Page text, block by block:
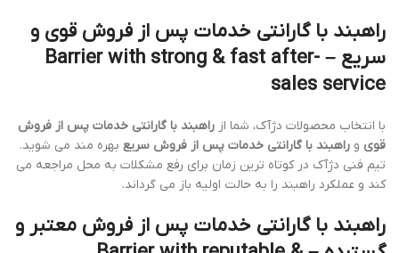
راهبند با گارانتی خدمات پس از فروش قوی و
سریع – Barrier with strong & fast after-
sales service
با انتخاب محصولات دژآک، شما از راهبند با گارانتی خدمات پس از فروش
قوی و راهبند با گارانتی خدمات پس از فروش سریع بهره مند می شوید.
تیم فنی دژآک در کوتاه ترین زمان برای رفع مشکلات به محل مراجعه می
کند و عملکرد راهبند را به حالت اولیه باز می گرداند.
راهبند با گارانتی خدمات پس از فروش معتبر و